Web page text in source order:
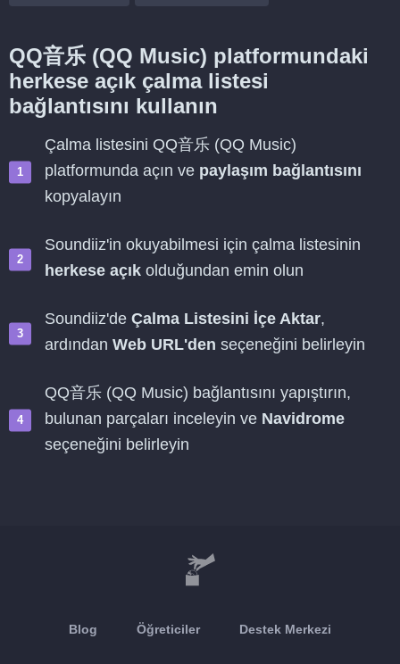
QQ音乐 (QQ Music) platformundaki
herkese açık çalma listesi
bağlantısını kullanın
Çalma listesini QQ音乐 (QQ Music)
platformunda açın ve paylaşım bağlantısını
kopyalayın
Soundiiz'in okuyabilmesi için çalma listesinin
herkese açık olduğundan emin olun
Soundiiz'de Çalma Listesini İçe Aktar,
ardından Web URL'den seçeneğini belirleyin
QQ音乐 (QQ Music) bağlantısını yapıştırın,
bulunan parçaları inceleyin ve Navidrome
seçeneğini belirleyin
Blog Öğreticiler Destek Merkezi